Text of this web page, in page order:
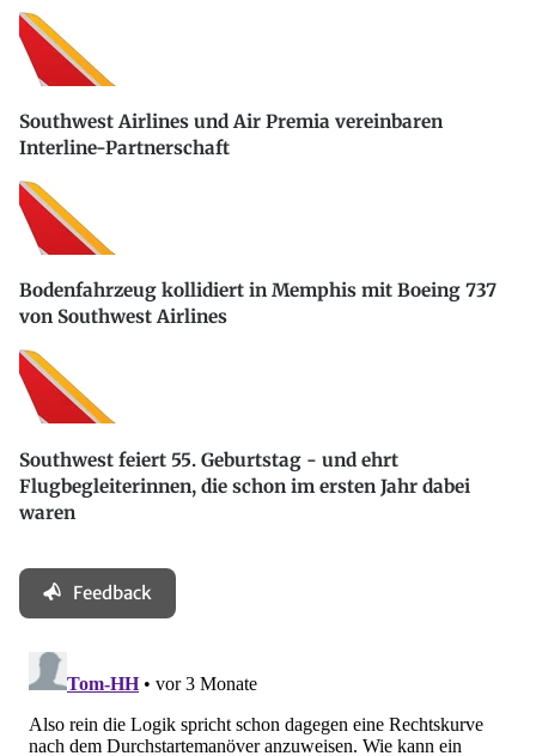
Southwest Airlines und Air Premia vereinbaren
Interline-Partnerschaft
Bodenfahrzeug kollidiert in Memphis mit Boeing 737
von Southwest Airlines
Southwest feiert 55. Geburtstag - und ehrt
Flugbegleiterinnen, die schon im ersten Jahr dabei
waren
Feedback